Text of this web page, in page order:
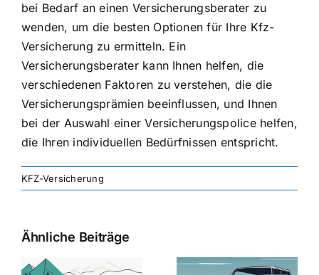
bei Bedarf an einen Versicherungsberater zu
wenden, um die besten Optionen für Ihre Kfz-
Versicherung zu ermitteln. Ein
Versicherungsberater kann Ihnen helfen, die
verschiedenen Faktoren zu verstehen, die die
Versicherungsprämien beeinflussen, und Ihnen
bei der Auswahl einer Versicherungspolice helfen,
die Ihren individuellen Bedürfnissen entspricht.
KFZ-Versicherung
Ähnliche Beiträge
Versicherung:
Kfz-